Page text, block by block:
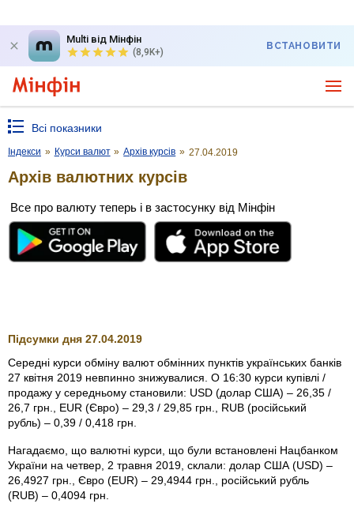
Multi від Мінфін
(8,9K+)
ВСТАНОВИТИ
Всі показники
Індекси » Курси валют » Архів курсів » 27.04.2019
Архів валютних курсів
Все про валюту теперь і в застосунку від Мінфін
Підсумки дня 27.04.2019
Середні курси обміну валют обмінних пунктів українських банків
27 квітня 2019 невпинно знижувалися. О 16:30 курси купівлі /
продажу у середньому становили: USD (долар США) – 26,35 /
26,7 грн., EUR (Євро) – 29,3 / 29,85 грн., RUB (російський
рубль) – 0,39 / 0,418 грн.
Нагадаємо, що валютні курси, що були встановлені Нацбанком
України на четвер, 2 травня 2019, склали: долар США (USD) –
26,4927 грн., Євро (EUR) – 29,4944 грн., російський рубль
(RUB) – 0,4094 грн.